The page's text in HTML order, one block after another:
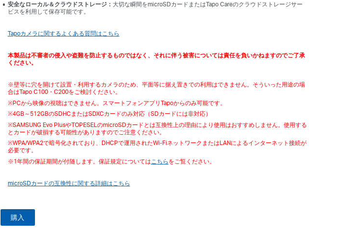
安全なローカル＆クラウドストレージ： 大切な瞬間をmicroSDカードまたはTapo Careのクラウドストレージサー
ビスを利用して保存可能です。
Tapoカメラに関するよくある質問はこちら
本製品は不審者の侵入や盗難を防止するものではなく、それに伴う被害については責任を負いかねますのでご了承
ください。
※壁等に穴を開けて設置・利用するカメラのため、平面等に据え置きでの利用はできません。そういった用途の場
合はTapo C100・C200をご検討ください。
※PCから映像の視聴はできません。スマートフォンアプリTapoからのみ可能です。
※4GB～512GBのSDHCまたはSDXCカードのみ対応（SDカードには非対応）
※SAMSUNG Evo PlusやTOPESELのmicroSDカードとは互換性上の理由により使用はおすすめしません。使用する
とカードが破損する可能性がありますのでご注意ください。
※WPA/WPA2で暗号化されており、DHCPで運用されたWi-FiネットワークまたはLANによるインターネット接続が
必要です。
※1年間の保証期間が付随します。保証規定については こちら をご覧ください。
microSDカードの互換性に関する詳細はこちら
購入